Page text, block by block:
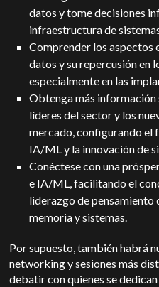
datos y tome decisiones
infraestructura de
Comprender los aspectos
datos y su repercusión en
especialmente en las
Obtenga más
líderes del sector y los
mercado, configurando el
IA/ML y la innovación de
Conéctese con una
e IA/ML, facilitando el
liderazgo de pensamiento
memoria y sistemas.
Por supuesto, también habrá
networking y sesiones más
debatir con quienes se